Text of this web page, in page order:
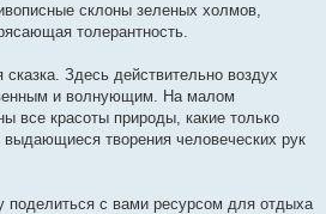
склоны зеленых холмов,
толерантность.
Здесь действительно воздух
и волнующим. На малом
все красоты природы, какие только
творения человеческих рук
с вами ресурсом для отдыха